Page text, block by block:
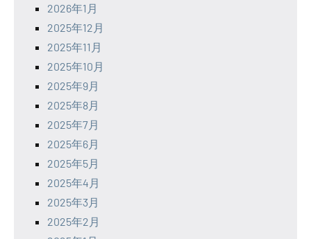
2026年1月
2025年12月
2025年11月
2025年10月
2025年9月
2025年8月
2025年7月
2025年6月
2025年5月
2025年4月
2025年3月
2025年2月